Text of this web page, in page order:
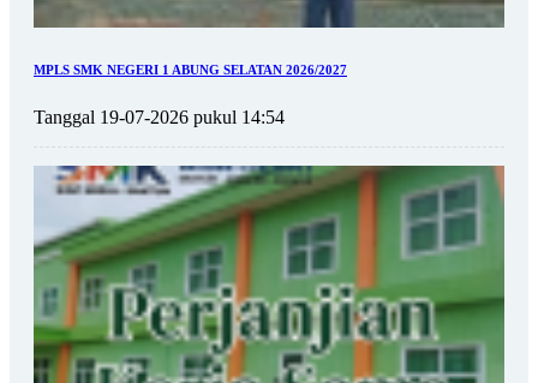
MPLS SMK NEGERI 1 ABUNG SELATAN 2026/2027
Tanggal 19-07-2026 pukul 14:54